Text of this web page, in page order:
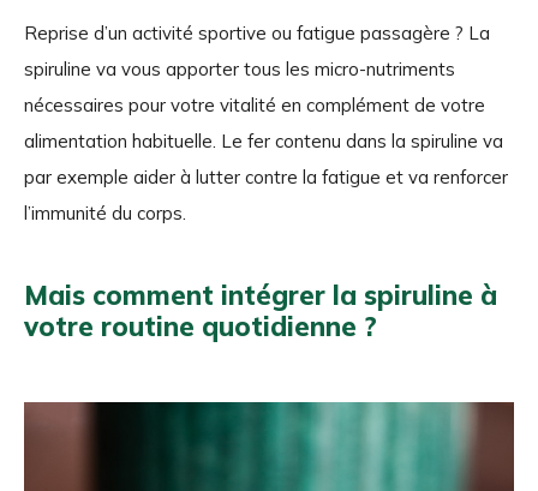
Reprise d’un activité sportive ou fatigue passagère ? La
spiruline va vous apporter tous les micro-nutriments
nécessaires pour votre vitalité en complément de votre
alimentation habituelle. Le fer contenu dans la spiruline va
par exemple aider à lutter contre la fatigue et va renforcer
l’immunité du corps.
Mais comment intégrer la spiruline à
votre routine quotidienne ?